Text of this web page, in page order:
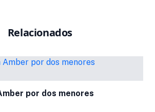
Relacionados
por dos menores